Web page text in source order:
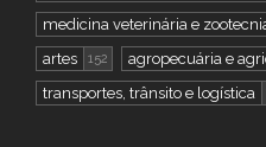
medicina veterinária e
artes
152 agropecuária e
transportes, trânsito e logística